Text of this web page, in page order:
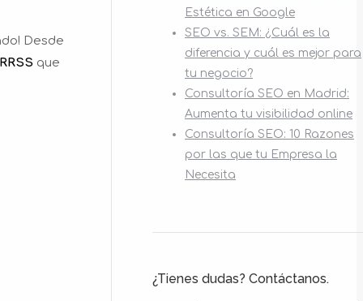
Desde
que
Estética en Google
SEO vs. SEM: ¿Cuál es la
diferencia y cuál es mejor para
tu negocio?
Consultoría SEO en Madrid:
Aumenta tu visibilidad online
Consultoría SEO: 10 Razones
por las que tu Empresa la
Necesita
¿Tienes dudas? Contáctanos.